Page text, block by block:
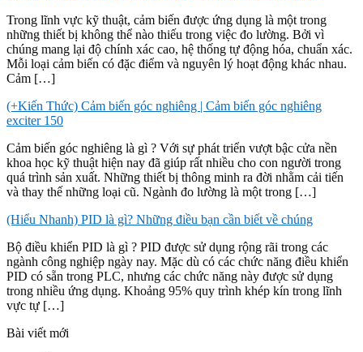
Trong lĩnh vực kỹ thuật, cảm biến được ứng dụng là một trong
những thiết bị không thể nào thiếu trong việc đo lường. Bởi vì
chúng mang lại độ chính xác cao, hệ thống tự động hóa, chuẩn xác.
Mỗi loại cảm biến có đặc điểm và nguyên lý hoạt động khác nhau.
Cảm […]
(+Kiến Thức) Cảm biến góc nghiêng | Cảm biến góc nghiêng
exciter 150
Cảm biến góc nghiêng là gì ? Với sự phát triển vượt bậc cửa nền
khoa học kỹ thuật hiện nay đã giúp rất nhiều cho con người trong
quá trình sản xuất. Những thiết bị thông minh ra đời nhằm cải tiến
và thay thế những loại cũ. Ngành đo lường là một trong […]
(Hiểu Nhanh) PID là gì? Những điều bạn cần biết về chúng
Bộ điều khiển PID là gì ? PID được sử dụng rộng rãi trong các
ngành công nghiệp ngày nay. Mặc dù có các chức năng điều khiển
PID có sẵn trong PLC, nhưng các chức năng này được sử dụng
trong nhiều ứng dụng. Khoảng 95% quy trình khép kín trong lĩnh
vực tự […]
Bài viết mới